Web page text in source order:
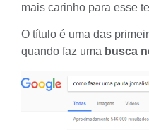
mais carinho para esse
O título é uma das
quando faz uma busca